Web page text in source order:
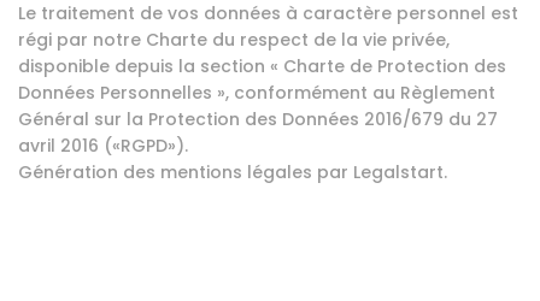
Le traitement de vos données à caractère personnel est
régi par notre Charte du respect de la vie privée,
disponible depuis la section « Charte de Protection des
Données Personnelles », conformément au Règlement
Général sur la Protection des Données 2016/679 du 27
avril 2016 («RGPD»).
Génération des mentions légales par Legalstart.